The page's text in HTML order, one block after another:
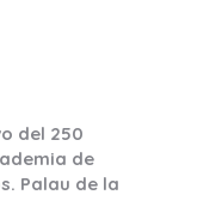
del 250
de
Palau de la